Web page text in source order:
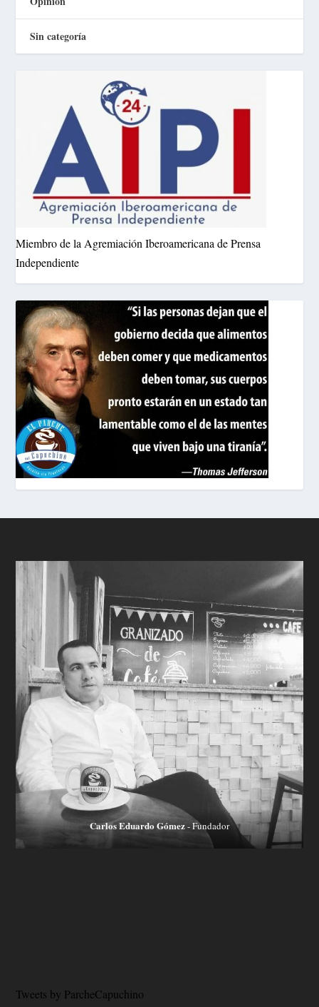
Sin categoría
Miembro de la Agremiación Iberoamericana de Prensa
Independiente
Carlos Eduardo Gómez- Fundador
Tweets by ParcheCapuchino